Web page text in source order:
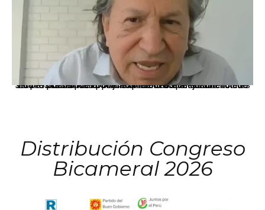
La presidenta Keiko Fujimori informó que la solicitud de indulto presentada por el expresidente Alejandro Toledo será evaluada por la Comisión de Gracias Presidenciales conforme al procedimiento establecido.
Distribución Congreso
Bicameral 2026